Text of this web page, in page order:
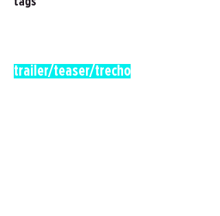
trailer/teaser/trecho